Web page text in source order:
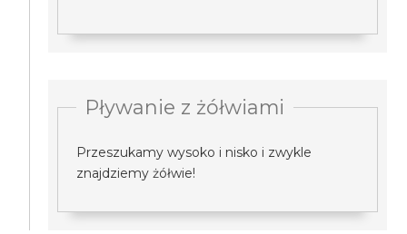
Pływanie z żółwiami
Przeszukamy wysoko i nisko i zwykle
znajdziemy żółwie!